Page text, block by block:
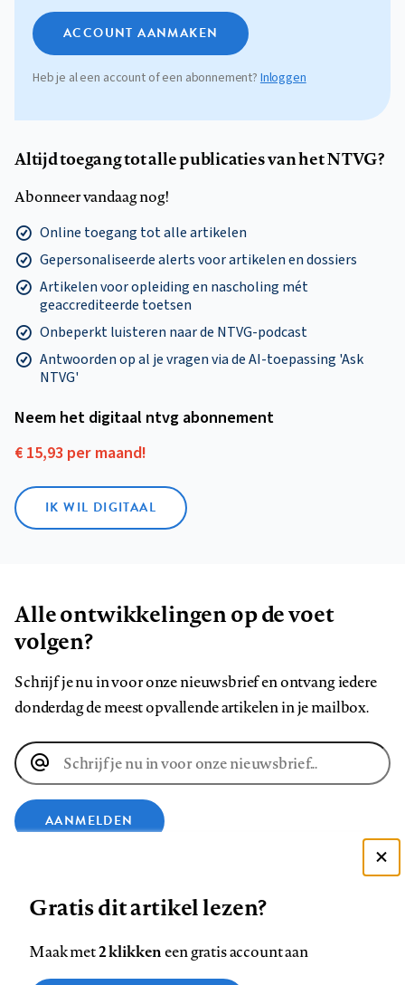
ACCOUNT AANMAKEN
Heb je al een account of een abonnement?Inloggen
Altijd toegang tot alle publicaties van het NTVG?
Abonneer vandaag nog!
Online toegang tot alle artikelen
Gepersonaliseerde alerts voor artikelen en dossiers
Artikelen voor opleiding en nascholing mét
geaccrediteerde toetsen
Onbeperkt luisteren naar de NTVG-podcast
Antwoorden op al je vragen via de AI-toepassing 'Ask
NTVG'
Neem het digitaal ntvg abonnement
€ 15,93 per maand!
IK WIL DIGITAAL
Alle ontwikkelingen op de voet
volgen?
Schrijf je nu in voor onze nieuwsbrief en ontvang iedere
donderdag de meest opvallende artikelen in je mailbox.
E-
mailadres
AANMELDEN
ons
Gratis dit artikel lezen?
Maak met2 klikkeneen gratis account aan
Zie onze cookie policy